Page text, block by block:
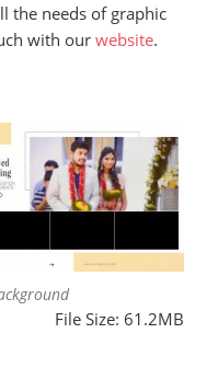
the needs of graphic
with our website.
File Size: 61.2MB